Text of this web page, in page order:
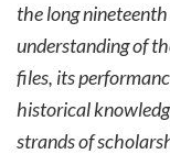
the long
understanding of
files, its
historical
strands of